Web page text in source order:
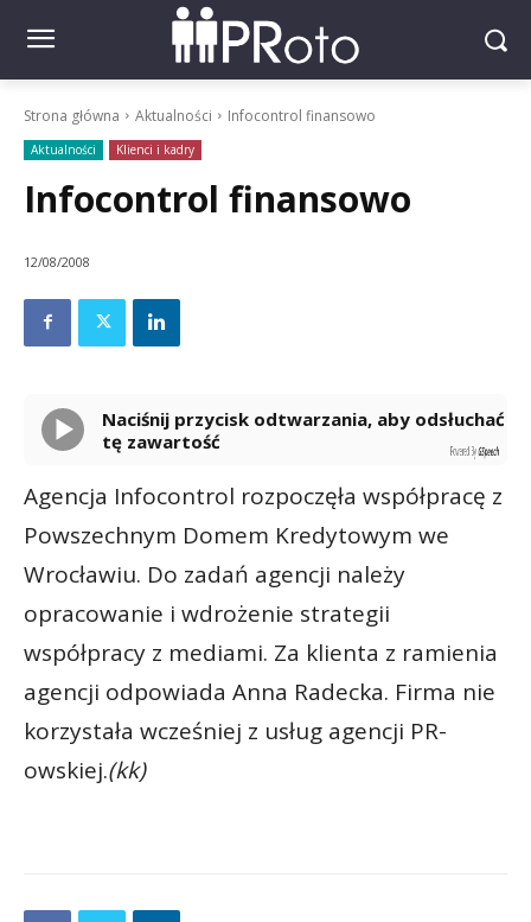
Strona główna Aktualności Infocontrol finansowo
Aktualności Klienci i kadry
Infocontrol finansowo
12/08/2008
Naciśnij przycisk odtwarzania, aby odsłuchać
tę zawartość
GSpeech
Agencja Infocontrol rozpoczęła współpracę z
Powszechnym Domem Kredytowym we
Wrocławiu. Do zadań agencji należy
opracowanie i wdrożenie strategii
współpracy z mediami. Za klienta z ramienia
agencji odpowiada Anna Radecka. Firma nie
korzystała wcześniej z usług agencji PR-
owskiej.(kk)